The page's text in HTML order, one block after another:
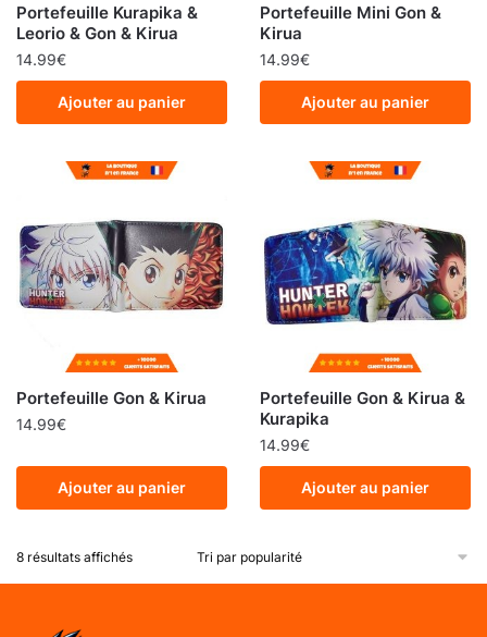
Portefeuille Kurapika &
Leorio & Gon & Kirua
14.99€
Ajouter au panier
Portefeuille Mini Gon &
Kirua
14.99€
Ajouter au panier
Portefeuille Gon & Kirua
14.99€
Ajouter au panier
Portefeuille Gon & Kirua &
Kurapika
14.99€
Ajouter au panier
8 résultats affichés